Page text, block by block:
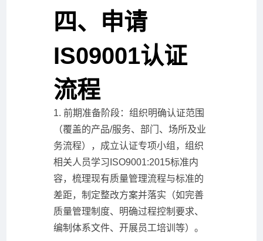
四、申请
IS09001认证
流程
1. 前期准备阶段：组织明确认证范围
（覆盖的产品/服务、部门、场所及业
务流程），成立认证专项小组，组织
相关人员学习ISO9001:2015标准内
容，梳理现有质量管理流程与标准的
差距，制定整改方案并落实（如完善
质量管理制度、明确过程控制要求、
编制体系文件、开展员工培训等）。